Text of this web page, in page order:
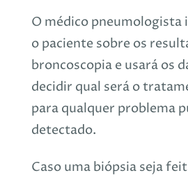
O médico pneumologista
o paciente sobre os
broncoscopia e usará os
decidir qual será o
para qualquer problema
detectado.
Caso uma biópsia seja